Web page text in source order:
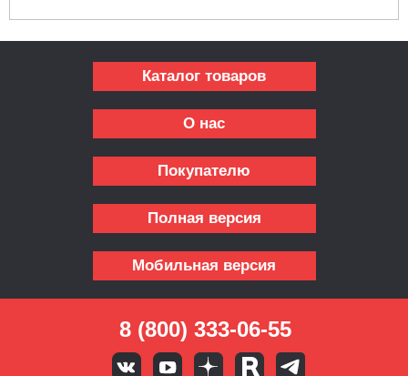
Каталог товаров
О нас
Покупателю
Полная версия
Мобильная версия
8 (800) 333-06-55